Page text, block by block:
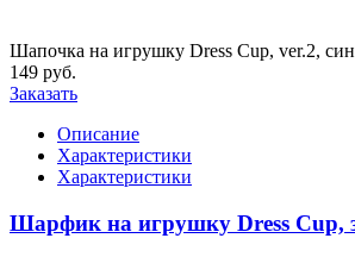
Шапочка на игрушку Dress Cup, ver.2,
149 руб.
Заказать
Описание
Характеристики
Характеристики
Шарфик на игрушку Dress Cup,